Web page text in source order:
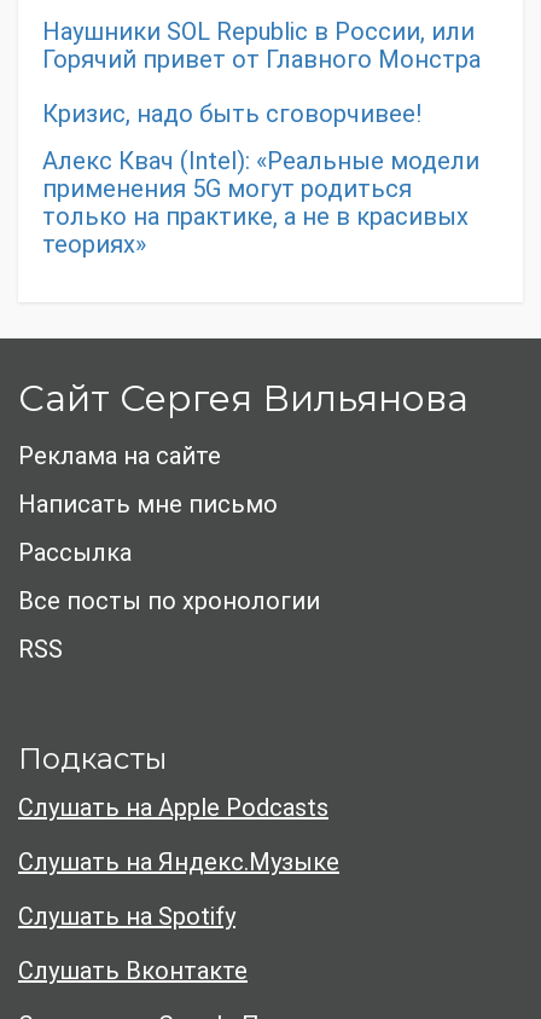
Наушники SOL Republic в России, или
Горячий привет от Главного Монстра
Кризис, надо быть сговорчивее!
Алекс Квач (Intel): «Реальные модели
применения 5G могут родиться
только на практике, а не в красивых
теориях»
Сайт Сергея Вильянова
Реклама на сайте
Написать мне письмо
Рассылка
Все посты по хронологии
RSS
Подкасты
Слушать на Apple Podcasts
Слушать на Яндекс.Музыке
Слушать на Spotify
Слушать Вконтакте